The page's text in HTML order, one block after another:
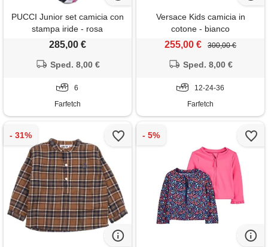
PUCCI Junior set camicia con
stampa iride - rosa
285,00 €
Sped. 8,00 €
6
Farfetch
Versace Kids camicia in
cotone - bianco
255,00 € 300,00 €
Sped. 8,00 €
12-24-36
Farfetch